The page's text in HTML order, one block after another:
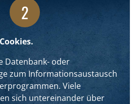
2
Datenbank- oder
zum Informationsaustausch
Viele
sich untereinander über